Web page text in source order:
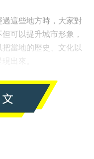
這些地方時，大家對
可以提升城市形象，
當地的歷史、文化以
出來。